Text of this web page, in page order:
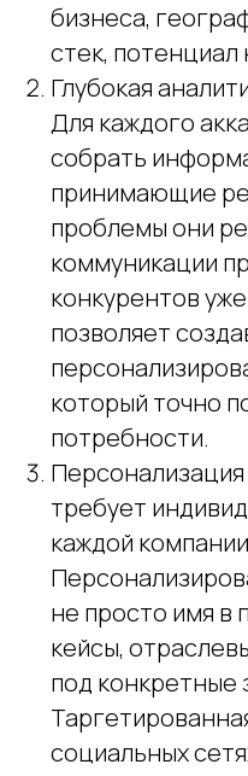
бизнеса,
стек, потенциал
Глубокая
Для каждого
собрать
принимающие
проблемы они
коммуникации
конкурентов
позволяет
который точно
потребности.
требует
каждой
не просто имя в
кейсы,
под конкретные
социальных